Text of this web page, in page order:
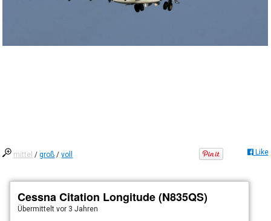
mittel /groß /voll Like
Cessna Citation Longitude (N835QS)
Übermitteltvor 3 Jahren